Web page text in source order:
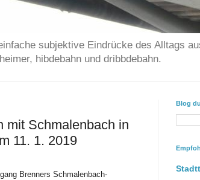
subjektive Eindrücke des Alltags
hibdebahn und dribbdebahn.
mit Schmalenbach in
11. 1. 2019
Brenners Schmalenbach-
Blog